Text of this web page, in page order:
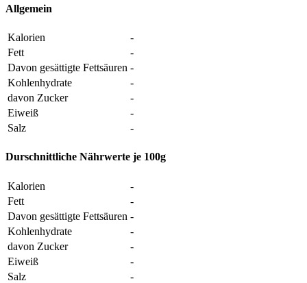
Allgemein
Kalorien
-
Fett
-
Davon gesättigte Fettsäuren -
Kohlenhydrate
-
davon Zucker
-
Eiweiß
-
Salz
-
Durschnittliche Nährwerte je 100g
Kalorien
-
Fett
-
Davon gesättigte Fettsäuren -
Kohlenhydrate
-
davon Zucker
-
Eiweiß
-
Salz
-